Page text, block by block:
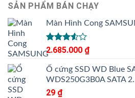
SẢN PHẨM BÁN CHẠY
Màn Hình Cong
Được
xếp
hạng
3.505
sao
2.685.000 ₫
Ổ cứng SSD WD Blue
WDS250G3B0A SATA
29 ₫